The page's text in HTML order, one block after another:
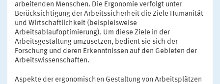
arbeitenden Menschen. Die Ergonomie verfolgt unter
Berücksichtigung der Arbeitssicherheit die Ziele Humanität
und Wirtschaftlichkeit (beispielsweise
Arbeitsablaufoptimierung). Um diese Ziele in der
Arbeitsgestaltung umzusetzen, bedient sie sich der
Forschung und deren Erkenntnissen auf den Gebieten der
Arbeitswissenschaften.
Aspekte der ergonomischen Gestaltung von Arbeitsplätzen